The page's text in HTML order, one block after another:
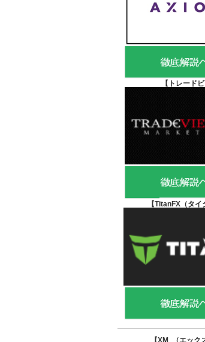
【 トレードビ
【TitanFX（タイ
【XM （エック